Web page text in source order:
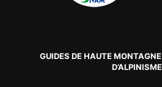
GUIDES DE HAUTE
D’ALPINISME